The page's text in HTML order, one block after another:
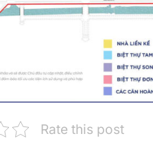
Rate this post